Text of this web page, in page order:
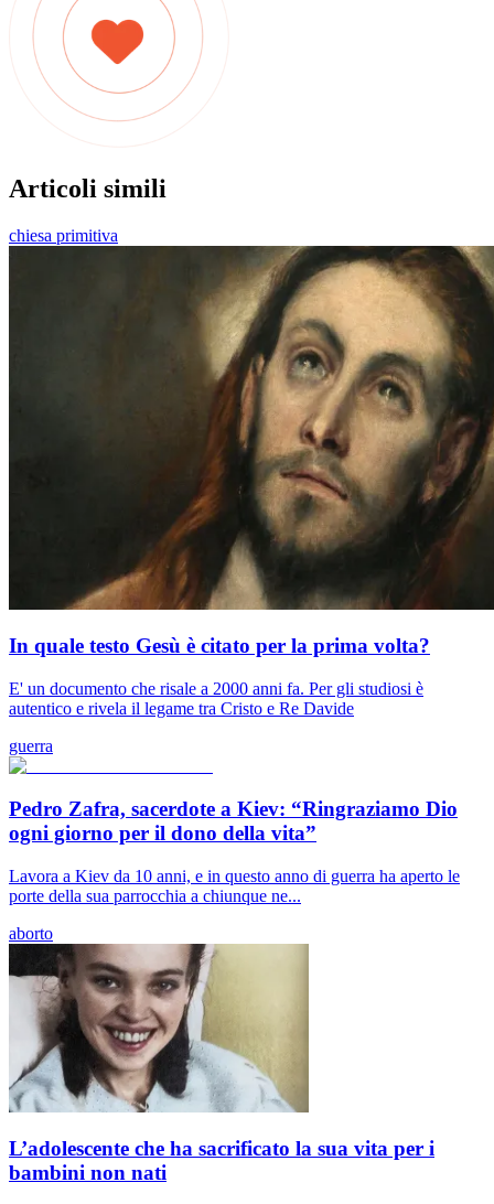
Articoli simili
chiesa primitiva
In quale testo Gesù è citato per la prima volta?
E' un documento che risale a 2000 anni fa. Per gli studiosi è
autentico e rivela il legame tra Cristo e Re Davide
guerra
Pedro Zafra, sacerdote a Kiev: “Ringraziamo Dio
ogni giorno per il dono della vita”
Lavora a Kiev da 10 anni, e in questo anno di guerra ha aperto le
porte della sua parrocchia a chiunque ne...
aborto
L’adolescente che ha sacrificato la sua vita per i
bambini non nati